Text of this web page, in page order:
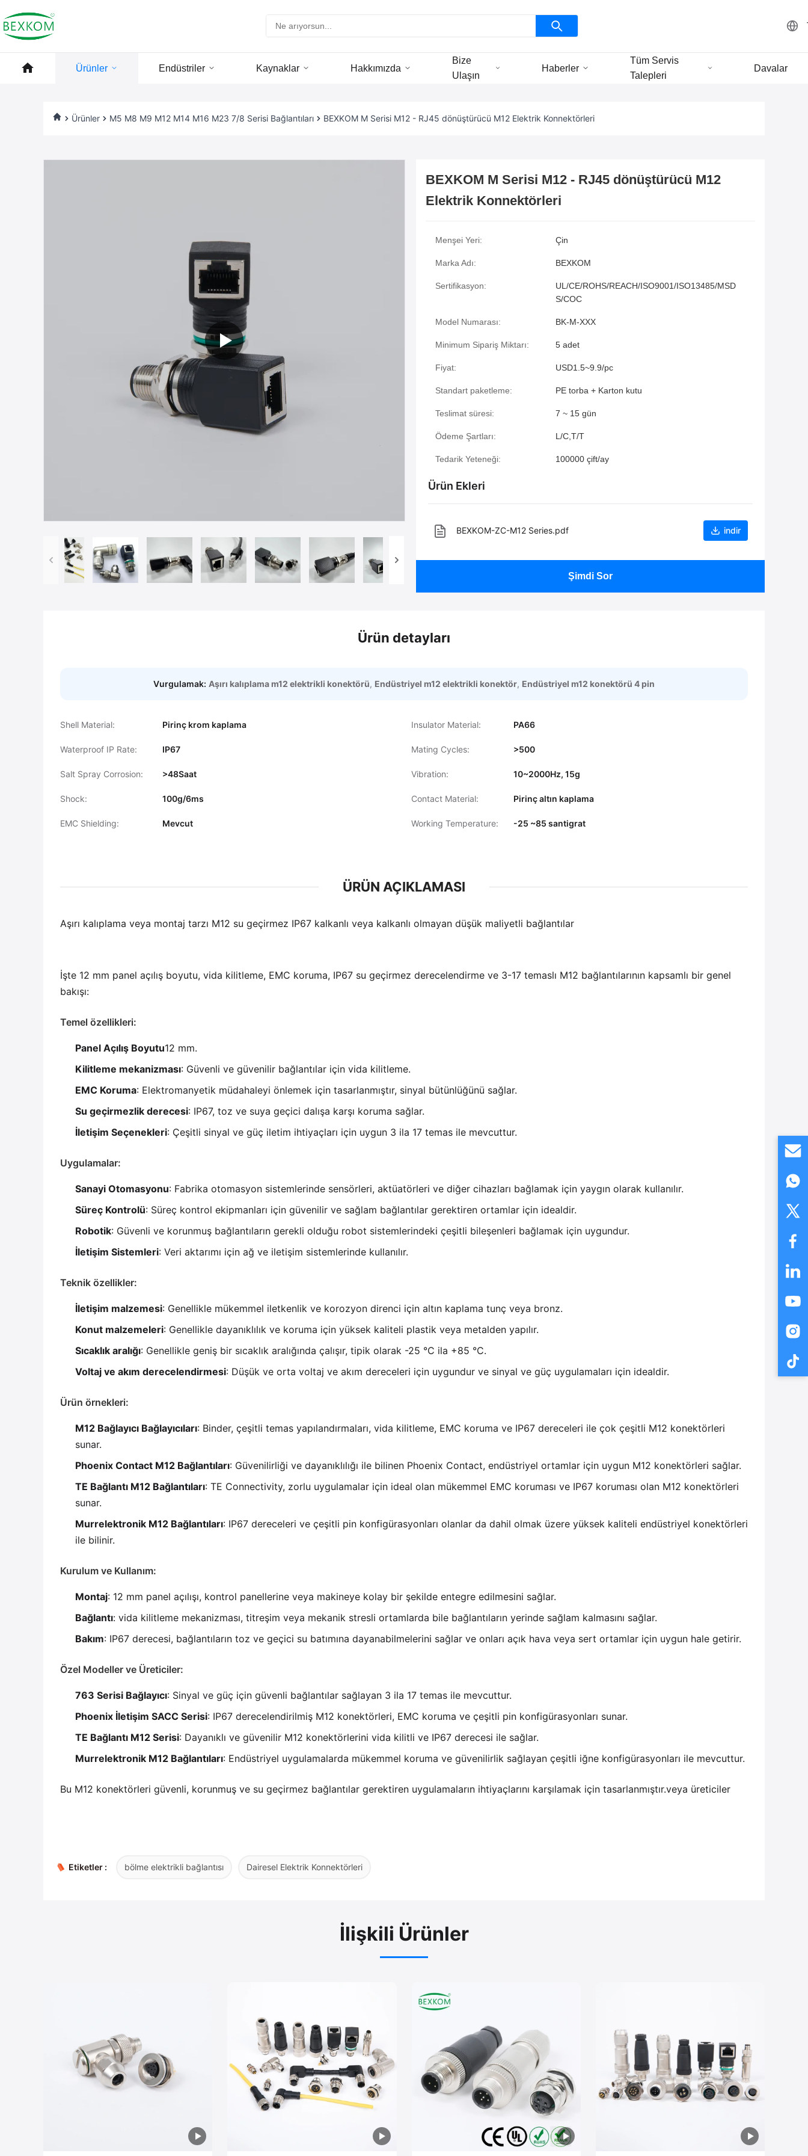
Ürünler Endüstriler Kaynaklar Hakkımızda
Bize
Ulaşın
Haberler
Tüm Servis
Talepleri
Davalar
Ürünler M5 M8 M9 M12 M14 M16 M23 7/8 Serisi Bağlantıları BEXKOM M Serisi M12 - RJ45 dönüştürücü M12 Elektrik Konnektörleri
BEXKOM M Serisi M12 - RJ45 dönüştürücü M12
Elektrik Konnektörleri
Menşei Yeri: Çin
Marka Adı: BEXKOM
Sertifikasyon:
UL/CE/ROHS/REACH/ISO9001/ISO13485/MSD
S/COC
Model Numarası: BK-M-XXX
Minimum Sipariş Miktarı: 5 adet
Fiyat: USD1.5~9.9/pc
Standart paketleme: PE torba + Karton kutu
Teslimat süresi: 7 ~ 15 gün
Ödeme Şartları: L/C,T/T
Tedarik Yeteneği: 100000 çift/ay
Ürün Ekleri
BEXKOM-ZC-M12 Series.pdf indir
Şimdi Sor
Ürün detayları
Vurgulamak: Aşırı kalıplama m12 elektrikli konektörü, Endüstriyel m12 elektrikli konektör, Endüstriyel m12 konektörü 4 pin
Shell Material: Pirinç krom kaplama Insulator Material: PA66
Waterproof IP Rate: IP67 Mating Cycles: >500
Salt Spray Corrosion: >48Saat Vibration: 10~2000Hz, 15g
Shock: 100g/6ms Contact Material: Pirinç altın kaplama
EMC Shielding: Mevcut Working Temperature: -25 ~85 santigrat
ÜRÜN AÇIKLAMASI
Aşırı kalıplama veya montaj tarzı M12 su geçirmez IP67 kalkanlı veya kalkanlı olmayan düşük maliyetli bağlantılar
İşte 12 mm panel açılış boyutu, vida kilitleme, EMC koruma, IP67 su geçirmez derecelendirme ve 3-17 temaslı M12 bağlantılarının kapsamlı bir genel
bakışı:
Temel özellikleri:
Panel Açılış Boyutu12 mm.
Kilitleme mekanizması: Güvenli ve güvenilir bağlantılar için vida kilitleme.
EMC Koruma: Elektromanyetik müdahaleyi önlemek için tasarlanmıştır, sinyal bütünlüğünü sağlar.
Su geçirmezlik derecesi: IP67, toz ve suya geçici dalışa karşı koruma sağlar.
İletişim Seçenekleri: Çeşitli sinyal ve güç iletim ihtiyaçları için uygun 3 ila 17 temas ile mevcuttur.
Uygulamalar:
Sanayi Otomasyonu: Fabrika otomasyon sistemlerinde sensörleri, aktüatörleri ve diğer cihazları bağlamak için yaygın olarak kullanılır.
Süreç Kontrolü: Süreç kontrol ekipmanları için güvenilir ve sağlam bağlantılar gerektiren ortamlar için idealdir.
Robotik: Güvenli ve korunmuş bağlantıların gerekli olduğu robot sistemlerindeki çeşitli bileşenleri bağlamak için uygundur.
İletişim Sistemleri: Veri aktarımı için ağ ve iletişim sistemlerinde kullanılır.
Teknik özellikler:
İletişim malzemesi: Genellikle mükemmel iletkenlik ve korozyon direnci için altın kaplama tunç veya bronz.
Konut malzemeleri: Genellikle dayanıklılık ve koruma için yüksek kaliteli plastik veya metalden yapılır.
Sıcaklık aralığı: Genellikle geniş bir sıcaklık aralığında çalışır, tipik olarak -25 °C ila +85 °C.
Voltaj ve akım derecelendirmesi: Düşük ve orta voltaj ve akım dereceleri için uygundur ve sinyal ve güç uygulamaları için idealdir.
Ürün örnekleri:
M12 Bağlayıcı Bağlayıcıları: Binder, çeşitli temas yapılandırmaları, vida kilitleme, EMC koruma ve IP67 dereceleri ile çok çeşitli M12 konektörleri
sunar.
Phoenix Contact M12 Bağlantıları: Güvenilirliği ve dayanıklılığı ile bilinen Phoenix Contact, endüstriyel ortamlar için uygun M12 konektörleri sağlar.
TE Bağlantı M12 Bağlantıları: TE Connectivity, zorlu uygulamalar için ideal olan mükemmel EMC koruması ve IP67 koruması olan M12 konektörleri
sunar.
Murrelektronik M12 Bağlantıları: IP67 dereceleri ve çeşitli pin konfigürasyonları olanlar da dahil olmak üzere yüksek kaliteli endüstriyel konektörleri
ile bilinir.
Kurulum ve Kullanım:
Montaj: 12 mm panel açılışı, kontrol panellerine veya makineye kolay bir şekilde entegre edilmesini sağlar.
Bağlantı: vida kilitleme mekanizması, titreşim veya mekanik stresli ortamlarda bile bağlantıların yerinde sağlam kalmasını sağlar.
Bakım: IP67 derecesi, bağlantıların toz ve geçici su batımına dayanabilmelerini sağlar ve onları açık hava veya sert ortamlar için uygun hale getirir.
Özel Modeller ve Üreticiler:
763 Serisi Bağlayıcı: Sinyal ve güç için güvenli bağlantılar sağlayan 3 ila 17 temas ile mevcuttur.
Phoenix İletişim SACC Serisi: IP67 derecelendirilmiş M12 konektörleri, EMC koruma ve çeşitli pin konfigürasyonları sunar.
TE Bağlantı M12 Serisi: Dayanıklı ve güvenilir M12 konektörlerini vida kilitli ve IP67 derecesi ile sağlar.
Murrelektronik M12 Bağlantıları: Endüstriyel uygulamalarda mükemmel koruma ve güvenilirlik sağlayan çeşitli iğne konfigürasyonları ile mevcuttur.
Bu M12 konektörleri güvenli, korunmuş ve su geçirmez bağlantılar gerektiren uygulamaların ihtiyaçlarını karşılamak için tasarlanmıştır.veya üreticiler
Etiketler : bölme elektrikli bağlantısı Dairesel Elektrik Konnektörleri
İlişkili Ürünler